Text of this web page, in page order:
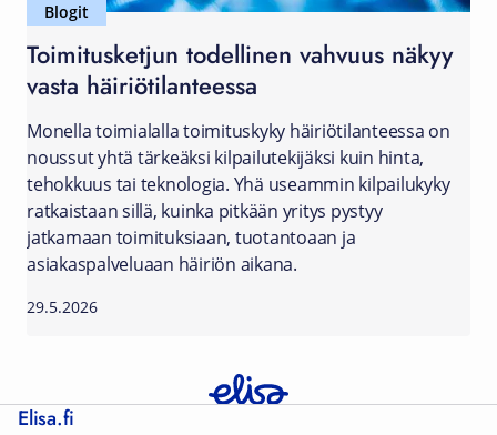
Blogit
Toimitusketjun todellinen vahvuus näkyy
vasta häiriötilanteessa
Monella toimialalla toimituskyky häiriötilanteessa on
noussut yhtä tärkeäksi kilpailutekijäksi kuin hinta,
tehokkuus tai teknologia. Yhä useammin kilpailukyky
ratkaistaan sillä, kuinka pitkään yritys pystyy
jatkamaan toimituksiaan, tuotantoaan ja
asiakaspalveluaan häiriön aikana.
29.5.2026
Elisa.fi